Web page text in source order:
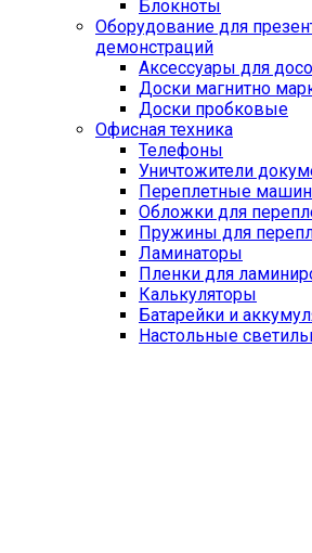
Блокноты
Оборудование для
демонстраций
Аксессуары для
Доски магнитно
Доски пробковые
Офисная техника
Телефоны
Уничтожители
Переплетные
Обложки для
Пружины для
Ламинаторы
Пленки для
Калькуляторы
Батарейки и
Настольные